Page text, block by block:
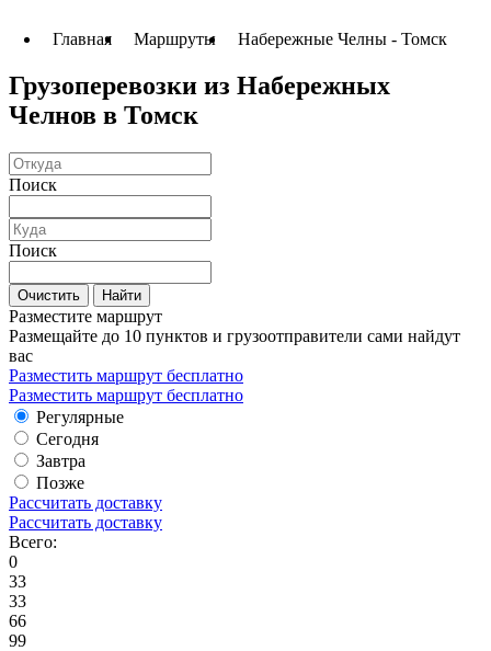
Главная Маршруты Набережные Челны - Томск
Грузоперевозки из Набережных
Челнов в Томск
Поиск
Поиск
Очистить Найти
Разместите маршрут
Размещайте до 10 пунктов и грузоотправители сами найдут
вас
Разместить маршрут бесплатно
Разместить маршрут бесплатно
Регулярные
Сегодня
Завтра
Позже
Рассчитать доставку
Рассчитать доставку
Всего:
0
33
33
66
99